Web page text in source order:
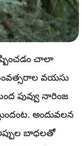
చాలా
వయసు
పువ్వు నారింజ
అందువలన
బాధలతో